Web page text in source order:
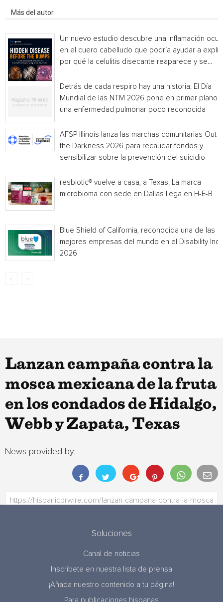
Más del autor
Un nuevo estudio descubre una inflamación
en el cuero cabelludo que podría ayudar a
por qué la celulitis disecante reaparece y se...
Detrás de cada respiro hay una historia: El Día
Mundial de las NTM 2026 pone en primer plano
una enfermedad pulmonar poco reconocida
AFSP Illinois lanza las marchas comunitarias Out
the Darkness 2026 para recaudar fondos y
sensibilizar sobre la prevención del suicidio
resbiotic® vuelve a casa, a Texas: La marca
microbioma con sede en Dallas llega en H-E-B
Blue Shield of California, reconocida una de las
mejores empresas del mundo en el Disability
2026
Lanzan campaña contra la
mosca mexicana de la fruta
en los condados de Hidalgo,
Webb y Zapata, Texas
News provided by:
Soluciones
Canal de noticias
Inscríbete en nuestra lista de prensa
¡Añada nuestro contenido a tu página!
Para publicaciones hispanas